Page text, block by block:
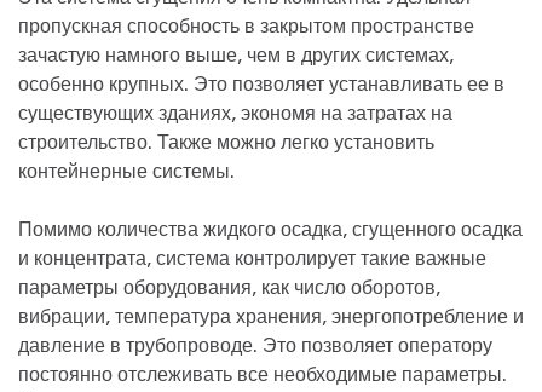
пропускная способность в закрытом пространстве
зачастую намного выше, чем в других системах,
особенно крупных. Это позволяет устанавливать ее в
существующих зданиях, экономя на затратах на
строительство. Также можно легко установить
контейнерные системы.
Помимо количества жидкого осадка, сгущенного осадка
и концентрата, система контролирует такие важные
параметры оборудования, как число оборотов,
вибрации, температура хранения, энергопотребление и
давление в трубопроводе. Это позволяет оператору
постоянно отслеживать все необходимые параметры.